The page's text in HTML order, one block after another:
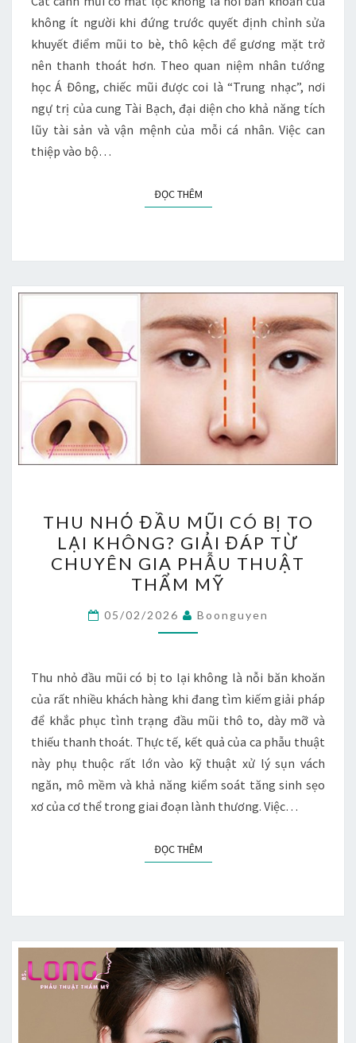
THẬT
VỀ
THẨM
MỸ
VÀ
NHÂN
không ít người khi đứng trước quyết định chỉnh sửa
khuyết điểm mũi to bè, thô kệch để gương mặt trở
nên thanh thoát hơn. Theo quan niệm nhân tướng
học Á Đông, chiếc mũi được coi là “Trung nhạc”, nơi
ngự trị của cung Tài Bạch, đại diện cho khả năng tích
lũy tài sản và vận mệnh của mỗi cá nhân. Việc can
thiệp vào bộ…
ĐỌC THÊMĐỌC THÊM
NHỎ
ĐẦU
MŨI
CÓ
BỊ
TO
KHÔNG?
GIẢI
ĐÁP
TỪ
CHUYÊN
GIA
PHẪU
THẨM
THU NHỎ ĐẦU MŨI CÓ BỊ TO
LẠI KHÔNG? GIẢI ĐÁP TỪ
CHUYÊN GIA PHẪU THUẬT
THẨM MỸ
05/02/2026 Boonguyen
Thu nhỏ đầu mũi có bị to lại không là nỗi băn khoăn
của rất nhiều khách hàng khi đang tìm kiếm giải pháp
để khắc phục tình trạng đầu mũi thô to, dày mỡ và
thiếu thanh thoát. Thực tế, kết quả của ca phẫu thuật
này phụ thuộc rất lớn vào kỹ thuật xử lý sụn vách
ngăn, mô mềm và khả năng kiểm soát tăng sinh sẹo
xơ của cơ thể trong giai đoạn lành thương. Việc…
ĐỌC THÊMĐỌC THÊM